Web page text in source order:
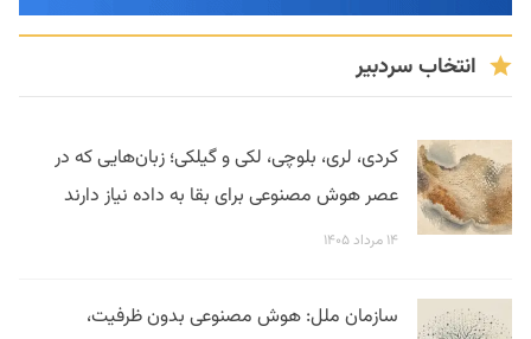
انتخاب سردبیر
کردی، لری، بلوچی، لکی و گیلکی؛ زبان‌هایی که در
عصر هوش مصنوعی برای بقا به داده نیاز دارند
۱۴ مرداد ۱۴۰۵
سازمان ملل: هوش مصنوعی بدون ظرفیت،